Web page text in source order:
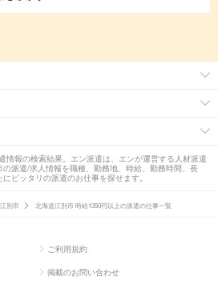
情報の検索結果。エン派遣は、エンが運営する人材派遣
派遣/求人情報を職種、勤務地、時給、勤務時間、長
ピッタリの派遣のお仕事を探せます。
別市 北海道江別市 時給1350円以上の派遣の仕事一覧
ご利用規約
掲載のお問い合わせ